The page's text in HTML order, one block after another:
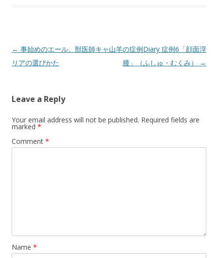
Post
navigation
← 事始めのエール。獣医師キャ
リアの選びかた
山羊の症例Diary 症例6「顔面浮
腫」（ふしゅ・むくみ）
→
Leave a Reply
Your email address will not be published. Required fields are
marked *
Comment *
Name *